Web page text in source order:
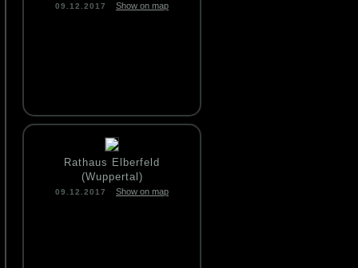
09.12.2017 Show on map
Rathaus Elberfeld
(Wuppertal)
09.12.2017 Show on map